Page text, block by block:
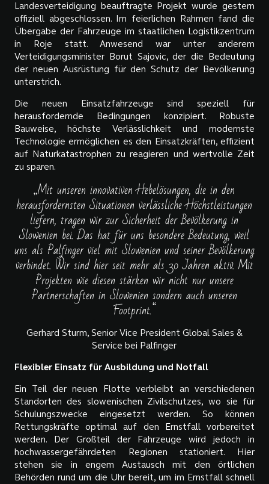
Landesverteidigung beauftragte Projekt wurde gestern
offiziell abgeschlossen. Im feierlichen Rahmen fand die
Übergabe der Fahrzeuge im staatlichen Logistikzentrum
in Roje statt. Anwesend war unter anderem
Verteidigungsminister Borut Sajovic, der die Bedeutung
der neuen Ausrüstung für den Schutz der Bevölkerung
unterstrich.
Die neuen Einsatzfahrzeuge sind speziell für
herausfordernde Bedingungen konzipiert. Robuste
Bauweise, höchste Verlässlichkeit und modernste
Technologie ermöglichen es den Einsatzkräften, effizient
auf Naturkatastrophen zu reagieren und wertvolle Zeit
zu sparen.
„Mit unseren innovativen Hebelösungen, die in den
herausfordernsten Situationen verlässliche Höchstleistungen
liefern, tragen wir zur Sicherheit der Bevölkerung in
Slowenien bei. Das hat für uns besondere Bedeutung, weil
uns als Palfinger viel mit Slowenien und seiner Bevölkerung
verbindet. Wir sind hier seit mehr als 30 Jahren aktiv. Mit
Projekten wie diesen stärken wir nicht nur unsere
Partnerschaften in Slowenien sondern auch unseren
Footprint.“
Gerhard Sturm, Senior Vice President Global Sales &
Service bei Palfinger
Flexibler Einsatz für Ausbildung und Notfall
Ein Teil der neuen Flotte verbleibt an verschiedenen
Standorten des slowenischen Zivilschutzes, wo sie für
Schulungszwecke eingesetzt werden. So können
Rettungskräfte optimal auf den Ernstfall vorbereitet
werden. Der Großteil der Fahrzeuge wird jedoch in
hochwassergefährdeten Regionen stationiert. Hier
stehen sie in engem Austausch mit den örtlichen
Behörden rund um die Uhr bereit, um im Ernstfall schnell